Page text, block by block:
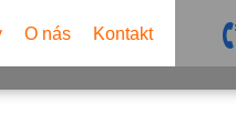
O nás Kontakt